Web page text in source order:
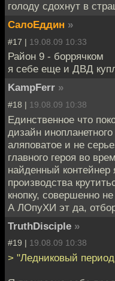
голоду сдохнут в
СалоЕддин »
#17 | 19.08.09 10:33
Район 9 - боррячком
я себе еще и ДВД
KampFerr »
#18 | 19.08.09 10:38
Единственное что
дизайн
аляповатое и не
главного героя во
найденный контейнер
производства
кнопку, совершенно
А ЛОпуХИ эт да,
TruthDisciple »
#19 | 19.08.09 10:38
> "Ледниковый